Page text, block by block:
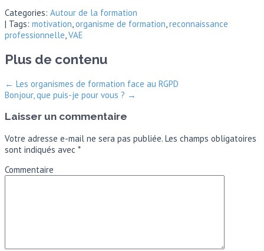
Categories: Autour de la formation
| Tags: motivation,organisme de formation,reconnaissance
professionnelle,VAE
Plus de contenu
← Les organismes de formation face au RGPD
Bonjour, que puis-je pour vous ? →
Laisser un commentaire
Votre adresse e-mail ne sera pas publiée. Les champs obligatoires
sont indiqués avec *
Commentaire